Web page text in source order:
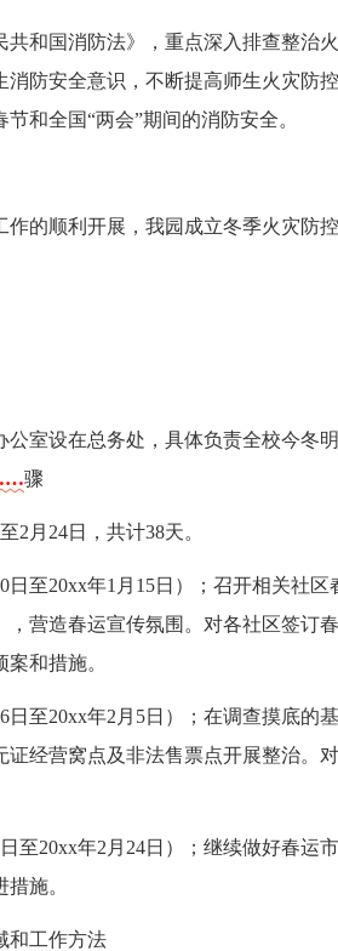
共和国消防法》，重点深入排查整治
消防安全意识，不断提高师生火灾防
和全国“两会”期间的消防安全。
的顺利开展，我园成立冬季火灾防控
公室设在总务处，具体负责全校今冬
骤
2月24日，共计38天。
日至20xx年1月15日）；召开相关社
，营造春运宣传氛围。对各社区签订
和措施。
日至20xx年2月5日）；在调查摸底的
证经营窝点及非法售票点开展整治。
至20xx年2月24日）；继续做好春运
施。
和工作方法